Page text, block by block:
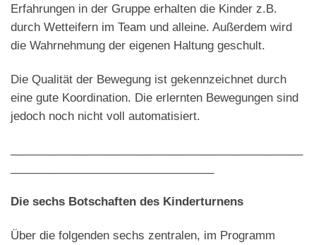
Erfahrungen in der Gruppe erhalten die Kinder z.B.
durch Wetteifern im Team und alleine. Außerdem wird
die Wahrnehmung der eigenen Haltung geschult.
Die Qualität der Bewegung ist gekennzeichnet durch
eine gute Koordination. Die erlernten Bewegungen sind
jedoch noch nicht voll automatisiert.
Die sechs Botschaften des Kinderturnens
Über die folgenden sechs zentralen, im Programm